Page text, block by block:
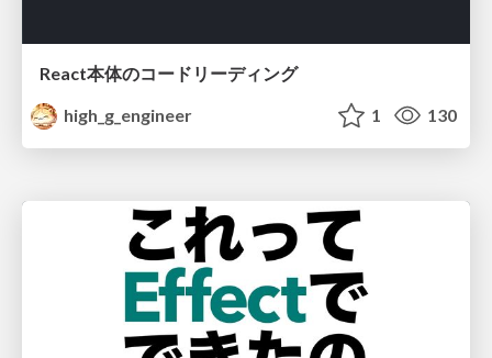
React本体のコードリーディング
high_g_engineer
1 130